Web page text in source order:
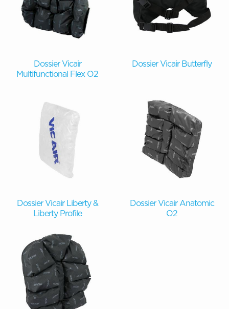
Dossier Vicair
Multifunctional Flex O2
Dossier Vicair Butterfly
Dossier Vicair Liberty &
Liberty Profile
Dossier Vicair Anatomic
O2